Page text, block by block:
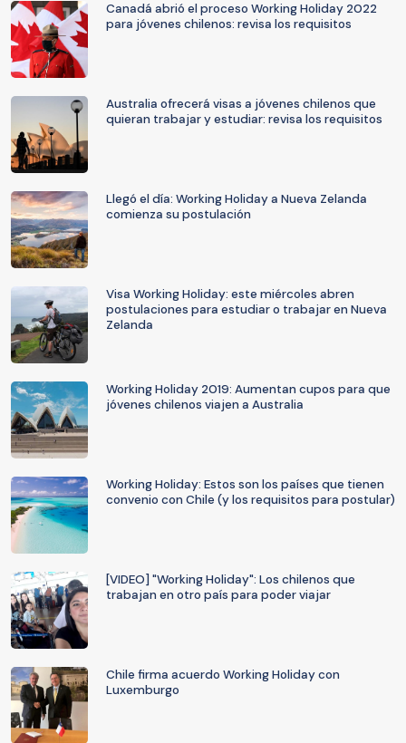
Canadá abrió el proceso Working Holiday 2022
para jóvenes chilenos: revisa los requisitos
Australia ofrecerá visas a jóvenes chilenos que
quieran trabajar y estudiar: revisa los requisitos
Llegó el día: Working Holiday a Nueva Zelanda
comienza su postulación
Visa Working Holiday: este miércoles abren
postulaciones para estudiar o trabajar en Nueva
Zelanda
Working Holiday 2019: Aumentan cupos para que
jóvenes chilenos viajen a Australia
Working Holiday: Estos son los países que tienen
convenio con Chile (y los requisitos para postular)
[VIDEO] "Working Holiday": Los chilenos que
trabajan en otro país para poder viajar
Chile firma acuerdo Working Holiday con
Luxemburgo